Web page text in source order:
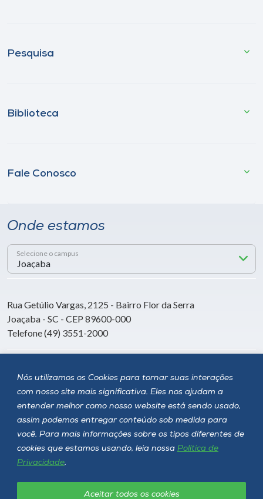
Nós utilizamos os Cookies para tornar suas interações
com nosso site mais significativa. Eles nos ajudam a
entender melhor como nosso website está sendo usado,
assim podemos entregar conteúdo sob medida para
você. Para mais informações sobre os tipos diferentes de
cookies que estamos usando, leia nossa Política de
Privacidade.
Aceitar todos os cookies
Pesquisa
Biblioteca
Fale Conosco
Onde estamos
Selecione o campus
Rua Getúlio Vargas, 2125 - Bairro Flor da Serra
Joaçaba - SC - CEP 89600-000
Telefone (49) 3551-2000
Siga a Unoesc